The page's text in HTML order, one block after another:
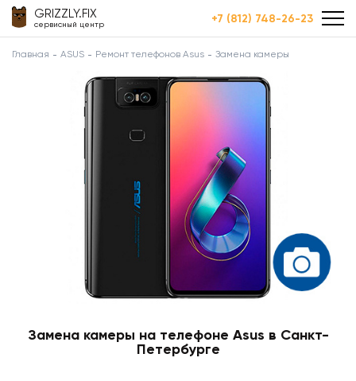
GRIZZLY.FIX
сервисный центр +7 (812) 748-26-23
Главная ASUS Ремонт телефонов Asus Замена камеры
Замена камеры на телефоне Asus в Санкт-
Петербурге